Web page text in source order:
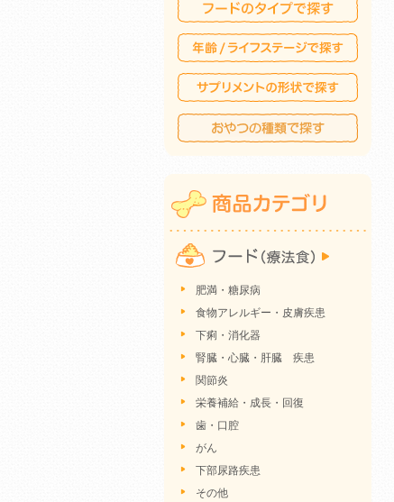
肥満・糖尿病
食物アレルギー・皮膚疾患
下痢・消化器
腎臓・心臓・肝臓 疾患
関節炎
栄養補給・成長・回復
歯・口腔
がん
下部尿路疾患
その他